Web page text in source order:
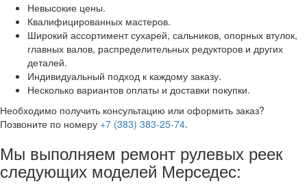
Невысокие цены.
Квалифицированных мастеров.
Широкий ассортимент сухарей, сальников, опорных втулок,
главных валов, распределительных редукторов и других
деталей.
Индивидуальный подход к каждому заказу.
Несколько вариантов оплаты и доставки покупки.
Необходимо получить консультацию или оформить заказ?
Позвоните по номеру +7 (383) 383-25-74.
Мы выполняем ремонт рулевых реек
следующих моделей Мерседес: